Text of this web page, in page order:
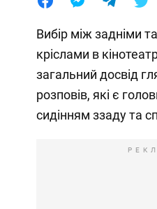
Вибір між задніми
кріслами в
загальний досвід
розповів, які є
сидінням ззаду та